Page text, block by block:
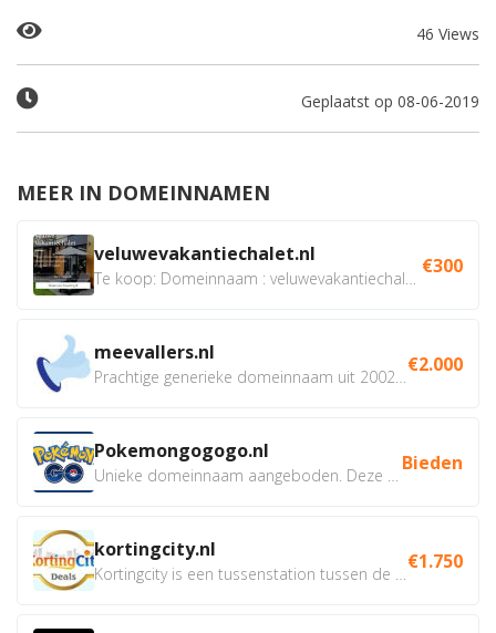
46 Views
Geplaatst op 08-06-2019
MEER IN DOMEINNAMEN
veluwevakantiechalet.nl €300
meevallers.nl €2.000
Pokemongogogo.nl Bieden
kortingcity.nl €1.750